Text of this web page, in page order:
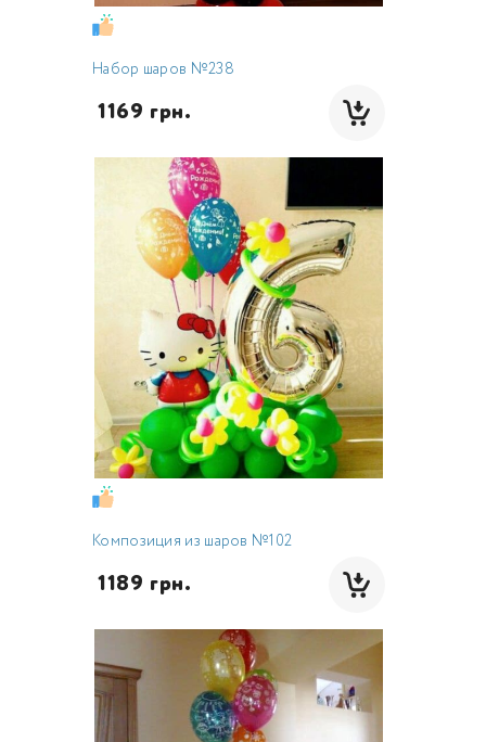
Набор шаров №238
1169 грн.
Композиция из шаров №102
1189 грн.